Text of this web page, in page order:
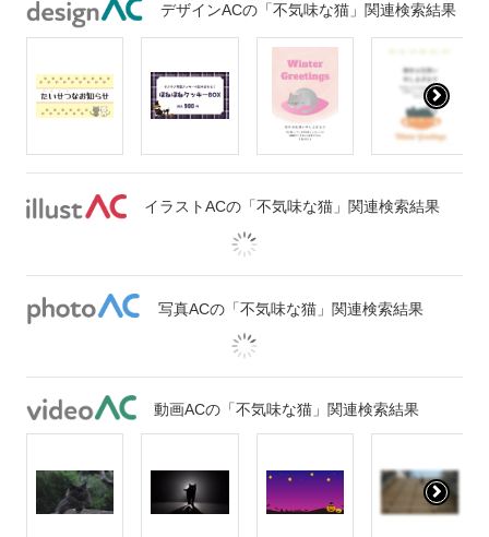
デザインACの「不気味な猫」関連検索結果
イラストACの「不気味な猫」関連検索結果
写真ACの「不気味な猫」関連検索結果
動画ACの「不気味な猫」関連検索結果